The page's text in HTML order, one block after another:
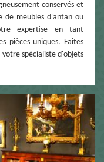
conservés et
de meubles d'antan ou
expertise en tant
pièces uniques. Faites
spécialiste d'objets